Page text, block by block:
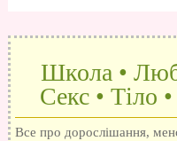
Школа •
Секс • Тіло
Все про дорослішання,